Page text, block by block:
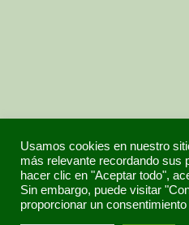
Usamos cookies en nuestro
más relevante recordando sus
hacer clic en "Aceptar todo",
Sin embargo, puede visitar
proporcionar un